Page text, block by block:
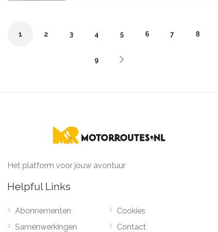
1 2 3 4 5 6 7 8
9
Het platform voor jouw avontuur
Helpful Links
Abonnementen
Samenwerkingen
Cookies
Contact